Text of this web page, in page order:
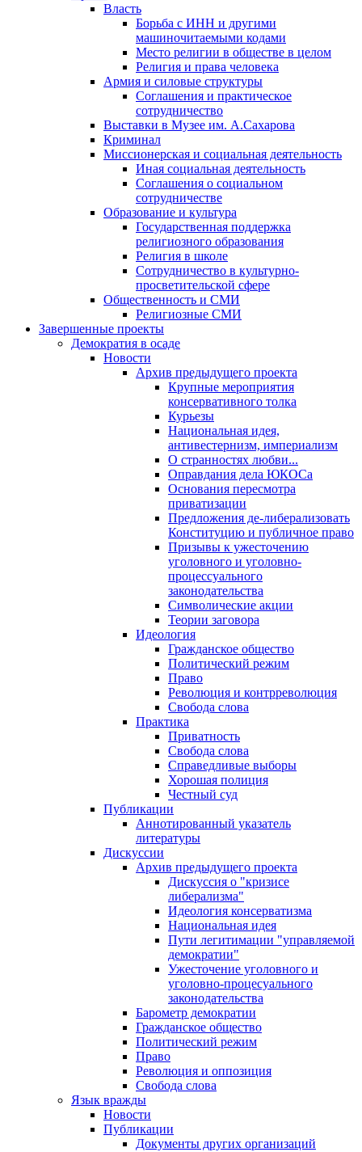
Власть
Борьба с ИНН и другими
машиночитаемыми кодами
Место религии в обществе в целом
Религия и права человека
Армия и силовые структуры
Соглашения и практическое
сотрудничество
Выставки в Музее им. А.Сахарова
Криминал
Миссионерская и социальная деятельность
Иная социальная деятельность
Соглашения о социальном
сотрудничестве
Образование и культура
Государственная поддержка
религиозного образования
Религия в школе
Сотрудничество в культурно-
просветительской сфере
Общественность и СМИ
Религиозные СМИ
Завершенные проекты
Демократия в осаде
Новости
Архив предыдущего проекта
Крупные мероприятия
консервативного толка
Курьезы
Национальная идея,
антивестернизм, империализм
О странностях любви...
Оправдания дела ЮКОСа
Основания пересмотра
приватизации
Предложения де-либерализовать
Конституцию и публичное право
Призывы к ужесточению
уголовного и уголовно-
процессуального
законодательства
Символические акции
Теории заговора
Идеология
Гражданское общество
Политический режим
Право
Революция и контрреволюция
Свобода слова
Практика
Приватность
Свобода слова
Справедливые выборы
Хорошая полиция
Честный суд
Публикации
Аннотированный указатель
литературы
Дискуссии
Архив предыдущего проекта
Дискуссия о "кризисе
либерализма"
Идеология консерватизма
Национальная идея
Пути легитимации "управляемой
демократии"
Ужесточение уголовного и
уголовно-процесуального
законодательства
Барометр демократии
Гражданское общество
Политический режим
Право
Революция и оппозиция
Свобода слова
Язык вражды
Новости
Публикации
Документы других организаций